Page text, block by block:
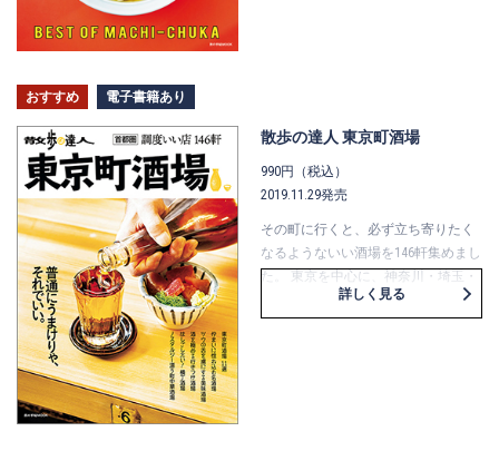
おすすめ 電子書籍あり
散歩の達人 東京町酒場
990円（税込）
2019.11.29発売
その町に行くと、必ず立ち寄りたく
なるようないい酒場を146軒集めまし
た。 東京を中心に、神奈川・埼玉・
千葉の魅力的な酒場もご紹介しま
す。 雑誌『散歩の達人』編集部が自
詳しく見る